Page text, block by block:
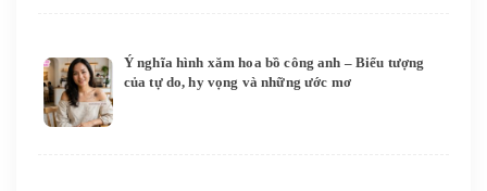
Ý nghĩa hình xăm hoa bồ công anh – Biểu tượng
của tự do, hy vọng và những ước mơ